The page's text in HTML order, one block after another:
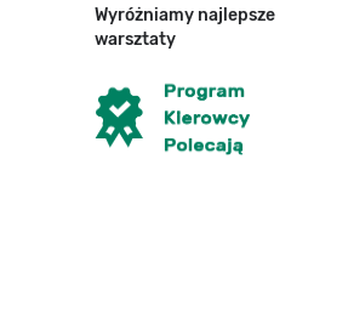
Wyróżniamy najlepsze
warsztaty